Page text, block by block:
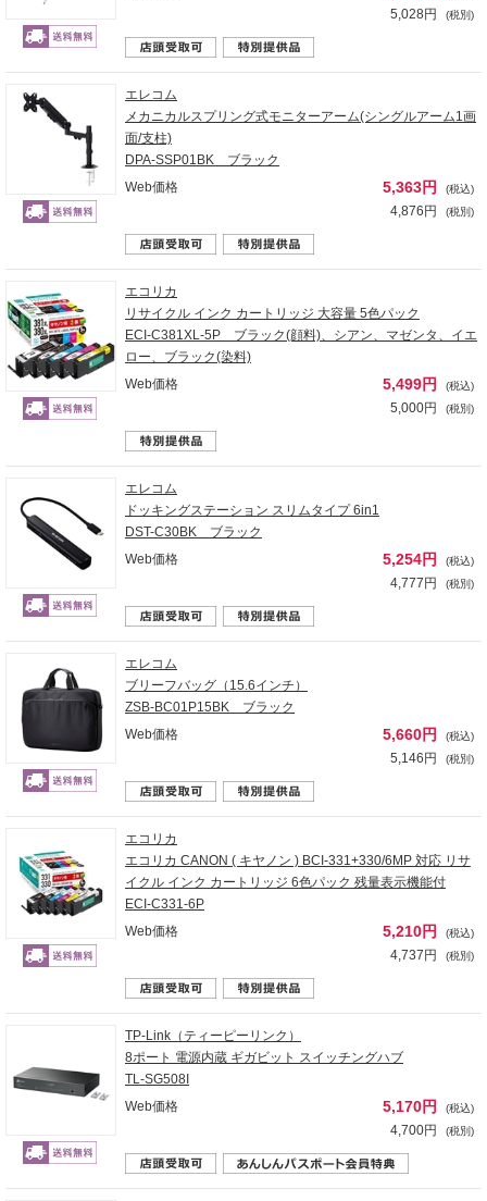
5,028円 (税別)
エレコム
メカニカルスプリング式モニターアーム(シングルアーム1画
面/支柱)
DPA-SSP01BK ブラック
Web価格
5,363円 (税込)
4,876円 (税別)
エコリカ
リサイクル インク カートリッジ 大容量 5色パック
ECI-C381XL-5P ブラック(顔料)、シアン、マゼンタ、イエ
ロー、ブラック(染料)
Web価格
5,499円 (税込)
5,000円 (税別)
エレコム
ドッキングステーション スリムタイプ 6in1
DST-C30BK ブラック
Web価格
5,254円 (税込)
4,777円 (税別)
エレコム
ブリーフバッグ（15.6インチ）
ZSB-BC01P15BK ブラック
Web価格
5,660円 (税込)
5,146円 (税別)
エコリカ
エコリカ CANON ( キヤノン ) BCI-331+330/6MP 対応 リサ
イクル インク カートリッジ 6色パック 残量表示機能付
ECI-C331-6P
Web価格
5,210円 (税込)
4,737円 (税別)
TP-Link（ティーピーリンク）
8ポート 電源内蔵 ギガビット スイッチングハブ
TL-SG508I
Web価格
5,170円 (税込)
4,700円 (税別)